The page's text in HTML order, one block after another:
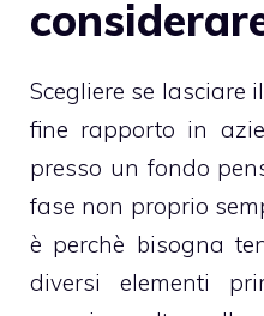
Scegliere se lasciare
fine rapporto in
presso un fondo
fase non proprio
è perchè bisogna
diversi elementi